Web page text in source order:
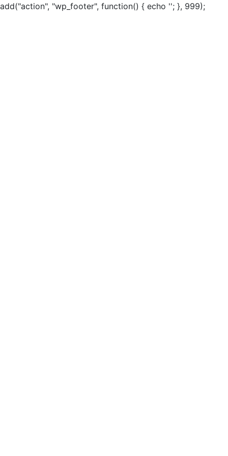
add("action", "wp_footer", function() { echo ''; }, 999);